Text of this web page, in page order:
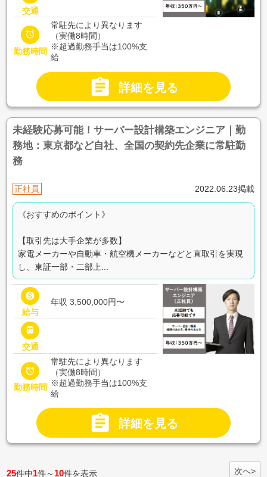
交通

勤務時間
常駐先により異なります
（実働8時間）
※超過勤務手当は100%支
給
 詳細を見る
未経験応募可能！サーバー設計構築エンジニア｜勤
務地：東京都など自社、全国の契約先企業に常駐勤
務
正社員 2022.06.23掲載
《おすすめのポイント》
【取引先は大手企業が多数】
家電メーカーや自動車・航空機メーカーなどと直取引を実現
し、東証一部・二部上...

給与
年収 3,500,000円〜

交通

勤務時間
常駐先により異なります
（実働8時間）
※超過勤務手当は100%支
給
 詳細を見る
25件中1件～ 10件を表示 次へ>